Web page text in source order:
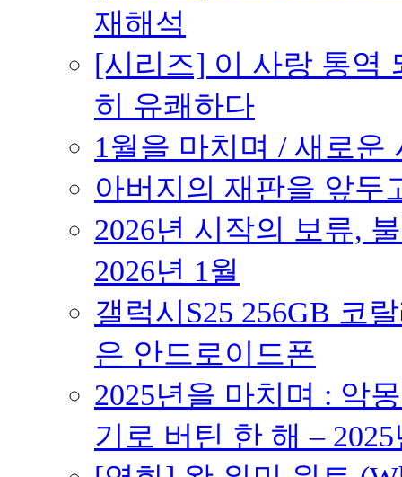
재해석
[시리즈] 이 사랑 통역
히 유쾌하다
1월을 마치며 / 새로운
아버지의 재판을 앞두
2026년 시작의 보류,
2026년 1월
갤럭시S25 256GB 코
은 안드로이드폰
2025년을 마치며 : 악
기로 버틴 한 해 –